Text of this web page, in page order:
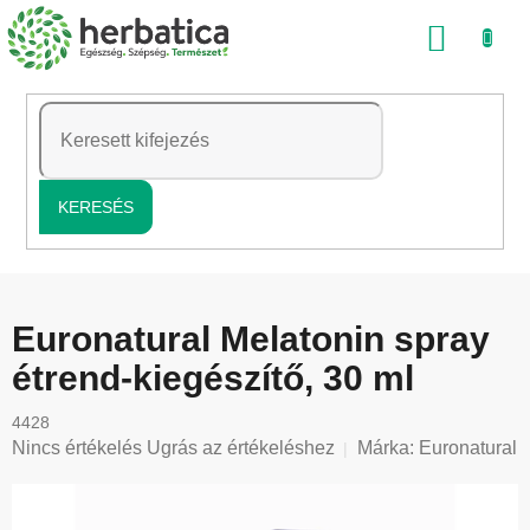
Ugrás
a
tartalomhoz
KERESÉS
Euronatural Melatonin spray
étrend-kiegészítő, 30 ml
4428
A
Nincs értékelés Ugrás az értékeléshez Márka: Euronatural